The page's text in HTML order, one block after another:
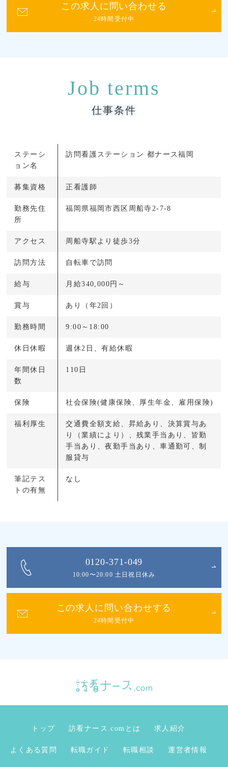
この求人に問い合わせる
24時間受付中
仕事条件
ステーシ
ョン名
訪問看護ステーション 都ナース福岡
募集資格 正看護師
勤務先住
所
福岡県福岡市西区周船寺2-7-8
アクセス 周船寺駅より徒歩3分
訪問方法 自転車で訪問
給与 月給340,000円～
賞与 あり（年2回）
勤務時間 9:00～18:00
休日休暇 週休2日、有給休暇
年間休日
数
110日
保険 社会保険(健康保険、厚生年金、雇用保険)
福利厚生
交通費全額支給、昇給あり、決算賞与あ
り（業績により）、残業手当あり、皆勤
手当あり、夜勤手当あり、車通勤可、制
服貸与
筆記テス
トの有無
なし
0120-371-049
10:00〜20:00 土日祝日休み
この求人に問い合わせする
24時間受付中
トップ 訪看ナース.comとは 求人紹介
よくある質問 転職ガイド 転職相談 運営者情報